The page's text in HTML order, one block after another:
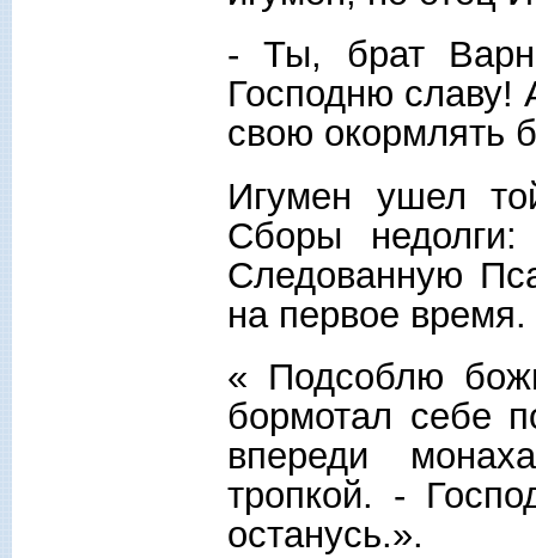
- Ты, брат
Господню славу!
свою окормлять
Игумен ушел
Сборы
Следованную
на первое время.
« Подсоблю
бормотал себе
впереди
тропкой. -
останусь.».